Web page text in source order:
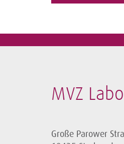
MVZ
Große Parower